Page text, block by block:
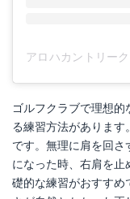
ゴルフクラブで理想的
る練習方法がありま
です。無理に肩を回さ
になった時、右肩を
礎的な練習がおすすめ